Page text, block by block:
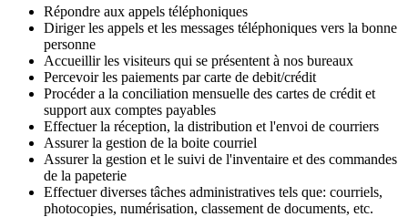
Répondre aux appels téléphoniques
Diriger les appels et les messages téléphoniques vers la bonne
personne
Accueillir les visiteurs qui se présentent à nos bureaux
Percevoir les paiements par carte de debit/crédit
Procéder a la conciliation mensuelle des cartes de crédit et
support aux comptes payables
Effectuer la réception, la distribution et l'envoi de courriers
Assurer la gestion de la boite courriel
Assurer la gestion et le suivi de l'inventaire et des commandes
de la papeterie
Effectuer diverses tâches administratives tels que: courriels,
photocopies, numérisation, classement de documents, etc.